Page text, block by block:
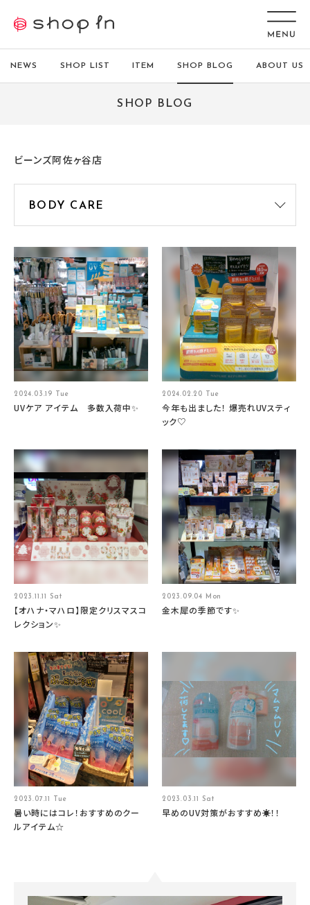
NEWS SHOP LIST ITEM SHOP BLOG ABOUT US
SHOP BLOG
ビーンズ阿佐ヶ谷店
2024.03.19 Tue
UVケア アイテム 多数入荷中✨
2024.02.20 Tue
今年も出ました！ 爆売れUVスティ
ック♡
2023.11.11 Sat
【オハナ・マハロ】限定クリスマスコ
レクション✨
2023.09.04 Mon
金木犀の季節です✨
2023.07.11 Tue
暑い時にはコレ！おすすめのクー
ルアイテム☆
2023.03.11 Sat
早めのUV対策がおすすめ☀！！